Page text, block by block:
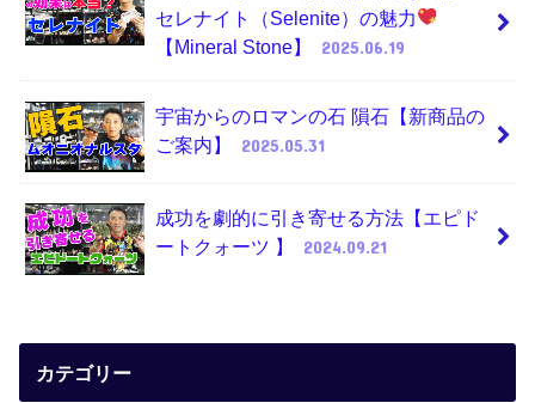
セレナイト（Selenite）の魅力
【Mineral Stone】
2025.06.19
宇宙からのロマンの石 隕石【新商品の
ご案内】
2025.05.31
成功を劇的に引き寄せる方法【エピド
ートクォーツ 】
2024.09.21
カテゴリー